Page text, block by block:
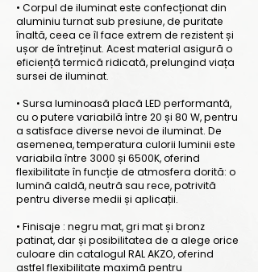
• Corpul de iluminat este confecționat din
aluminiu turnat sub presiune, de puritate
înaltă, ceea ce îl face extrem de rezistent și
ușor de întreținut. Acest material asigură o
eficiență termică ridicată, prelungind viața
sursei de iluminat.
• Sursa luminoasă placă LED performantă,
cu o putere variabilă între 20 și 80 W, pentru
a satisface diverse nevoi de iluminat. De
asemenea, temperatura culorii luminii este
variabila între 3000 și 6500K, oferind
flexibilitate în funcție de atmosfera dorită: o
lumină caldă, neutră sau rece, potrivită
pentru diverse medii și aplicații.
• Finisaje : negru mat, gri mat și bronz
patinat, dar și posibilitatea de a alege orice
culoare din catalogul RAL AKZO, oferind
astfel flexibilitate maximă pentru